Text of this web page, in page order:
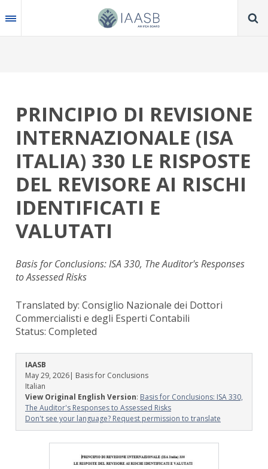
to
main
PRINCIPIO DI REVISIONE
INTERNAZIONALE (ISA
ITALIA) 330 LE RISPOSTE
DEL REVISORE AI RISCHI
IDENTIFICATI E
VALUTATI
Basis for Conclusions: ISA 330, The Auditor's Responses
to Assessed Risks
Translated by: Consiglio Nazionale dei Dottori
Commercialisti e degli Esperti Contabili
Status: Completed
IAASB
May 29, 2026| Basis for Conclusions
Italian
View Original English Version: Basis for Conclusions: ISA 330,
The Auditor's Responses to Assessed Risks
Don't see your language? Request permission to translate